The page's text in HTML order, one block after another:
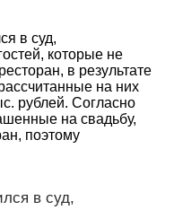
в суд,
которые не
в результате
на них
рублей. Согласно
на свадьбу,
поэтому
в суд,